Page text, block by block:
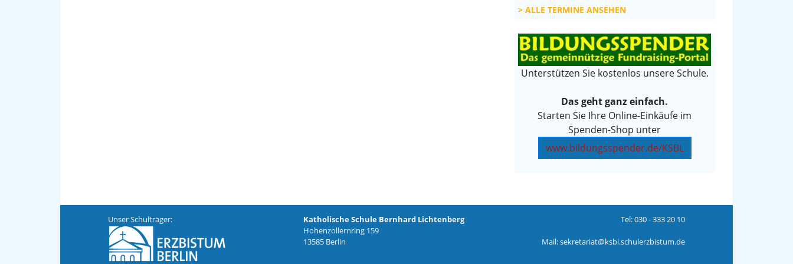
ALLE TERMINE ANSEHEN
Unterstützen Sie kostenlos unsere Schule.
Das geht ganz einfach.
Starten Sie Ihre Online-Einkäufe im
Spenden-Shop unter
www.bildungsspender.de/KSBL
Unser Schulträger:
Katholische Schule Bernhard Lichtenberg
Hohenzollernring 159
13585 Berlin
Tel:030 - 333 20 10
Mail:sekretariat@ksbl.schulerzbistum.de